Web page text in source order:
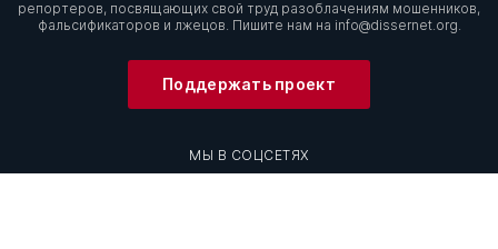
репортеров, посвящающих свой труд разоблачениям мошенников,
фальсификаторов и лжецов. Пишите нам на info@dissernet.org.
Поддержать проект
МЫ В СОЦСЕТЯХ